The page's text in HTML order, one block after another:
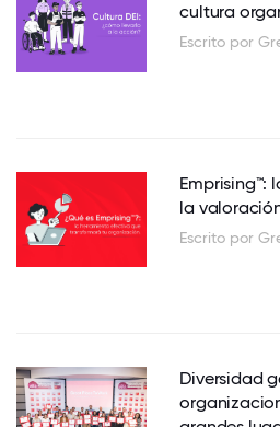
cultura
Escrito por
Emprising™:
la
Escrito por
Diversidad